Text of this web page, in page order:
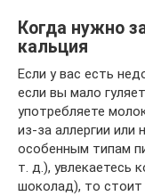
Когда нужно
кальция
Если у вас есть
если вы мало
употребляете
из-за аллергии или
особенным типам
т. д.), увлекаетесь
шоколад), то